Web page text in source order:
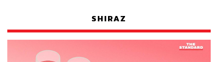
SHIRAZ